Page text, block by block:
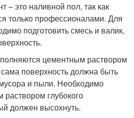
– это наливной пол, так как
только профессионалами. Для
подготовить смесь и валик,
цементным раствором
поверхность должна быть
и пыли. Необходимо
раствором глубокого
должен высохнуть.